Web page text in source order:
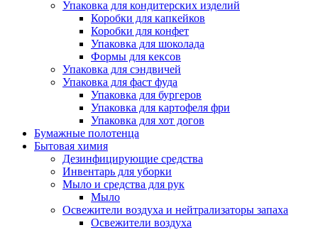
Упаковка для кондитерских изделий
Коробки для капкейков
Коробки для конфет
Упаковка для шоколада
Формы для кексов
Упаковка для сэндвичей
Упаковка для фаст фуда
Упаковка для бургеров
Упаковка для картофеля фри
Упаковка для хот догов
Бумажные полотенца
Бытовая химия
Дезинфицирующие средства
Инвентарь для уборки
Мыло и средства для рук
Мыло
Освежители воздуха и нейтрализаторы запаха
Освежители воздуха